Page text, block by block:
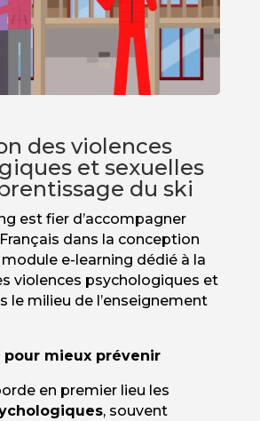
des violences
et sexuelles
du ski
est fier d’accompagner
Français dans la conception
module e-learning dédié à la
violences psychologiques et
le milieu de l’enseignement
pour mieux prévenir
en premier lieu les
, souvent